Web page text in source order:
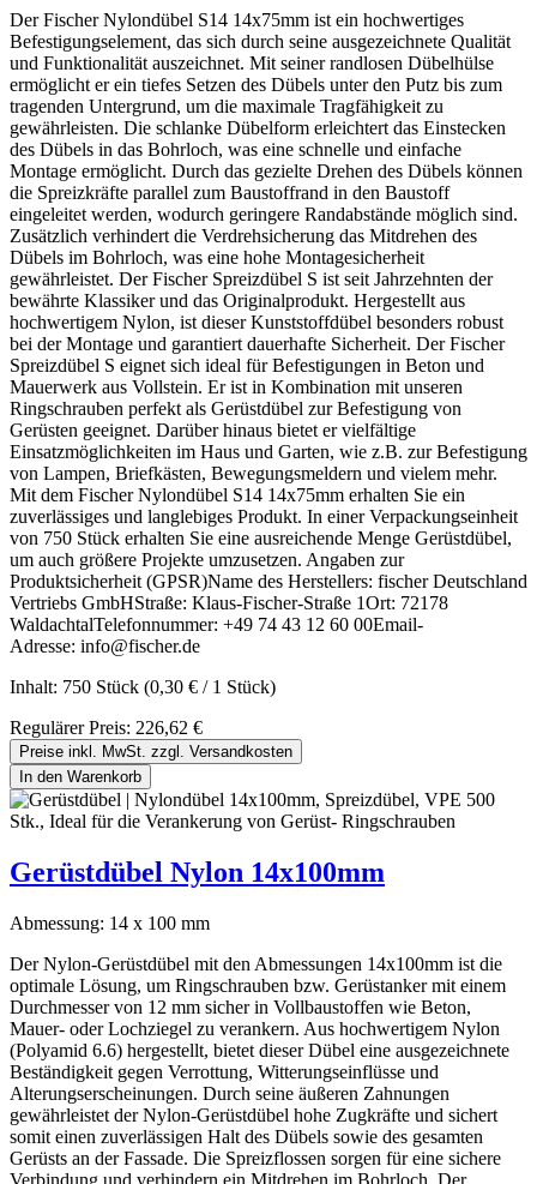
Der Fischer Nylondübel S14 14x75mm ist ein hochwertiges
Befestigungselement, das sich durch seine ausgezeichnete Qualität
und Funktionalität auszeichnet. Mit seiner randlosen Dübelhülse
ermöglicht er ein tiefes Setzen des Dübels unter den Putz bis zum
tragenden Untergrund, um die maximale Tragfähigkeit zu
gewährleisten. Die schlanke Dübelform erleichtert das Einstecken
des Dübels in das Bohrloch, was eine schnelle und einfache
Montage ermöglicht. Durch das gezielte Drehen des Dübels können
die Spreizkräfte parallel zum Baustoffrand in den Baustoff
eingeleitet werden, wodurch geringere Randabstände möglich sind.
Zusätzlich verhindert die Verdrehsicherung das Mitdrehen des
Dübels im Bohrloch, was eine hohe Montagesicherheit
gewährleistet. Der Fischer Spreizdübel S ist seit Jahrzehnten der
bewährte Klassiker und das Originalprodukt. Hergestellt aus
hochwertigem Nylon, ist dieser Kunststoffdübel besonders robust
bei der Montage und garantiert dauerhafte Sicherheit. Der Fischer
Spreizdübel S eignet sich ideal für Befestigungen in Beton und
Mauerwerk aus Vollstein. Er ist in Kombination mit unseren
Ringschrauben perfekt als Gerüstdübel zur Befestigung von
Gerüsten geeignet. Darüber hinaus bietet er vielfältige
Einsatzmöglichkeiten im Haus und Garten, wie z.B. zur Befestigung
von Lampen, Briefkästen, Bewegungsmeldern und vielem mehr.
Mit dem Fischer Nylondübel S14 14x75mm erhalten Sie ein
zuverlässiges und langlebiges Produkt. In einer Verpackungseinheit
von 750 Stück erhalten Sie eine ausreichende Menge Gerüstdübel,
um auch größere Projekte umzusetzen. Angaben zur
Produktsicherheit (GPSR)Name des Herstellers: fischer Deutschland
Vertriebs GmbHStraße: Klaus-Fischer-Straße 1Ort: 72178
WaldachtalTelefonnummer: +49 74 43 12 60 00Email-
Adresse: info@fischer.de
Inhalt: 750 Stück (0,30 € / 1 Stück)
Regulärer Preis: 226,62 €
Preise inkl. MwSt. zzgl. Versandkosten
In den Warenkorb
Gerüstdübel Nylon 14x100mm
Abmessung: 14 x 100 mm
Der Nylon-Gerüstdübel mit den Abmessungen 14x100mm ist die
optimale Lösung, um Ringschrauben bzw. Gerüstanker mit einem
Durchmesser von 12 mm sicher in Vollbaustoffen wie Beton,
Mauer- oder Lochziegel zu verankern. Aus hochwertigem Nylon
(Polyamid 6.6) hergestellt, bietet dieser Dübel eine ausgezeichnete
Beständigkeit gegen Verrottung, Witterungseinflüsse und
Alterungserscheinungen. Durch seine äußeren Zahnungen
gewährleistet der Nylon-Gerüstdübel hohe Zugkräfte und sichert
somit einen zuverlässigen Halt des Dübels sowie des gesamten
Gerüsts an der Fassade. Die Spreizflossen sorgen für eine sichere
Verbindung und verhindern ein Mitdrehen im Bohrloch. Der